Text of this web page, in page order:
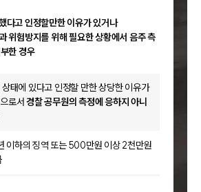
다고 인정할만한 이유가 있거나
위험방지를 위해 필요한 상황에서 음주 측
한 경우
태에 있다고 인정할 만한 상당한 이유가
로서경찰 공무원의 측정에 응하지 아니
이하의 징역 또는 500만원 이상 2천만원